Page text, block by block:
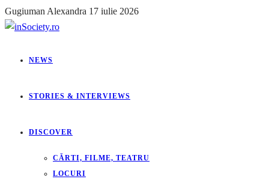
Gugiuman Alexandra 17 iulie 2026
NEWS
STORIES & INTERVIEWS
DISCOVER
CĂRTI, FILME, TEATRU
LOCURI